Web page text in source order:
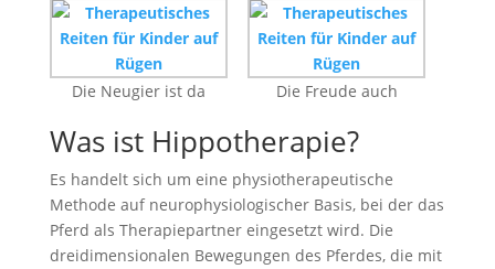
Die Neugier ist da Die Freude auch
Was ist Hippotherapie?
Es handelt sich um eine physiotherapeutische
Methode auf neurophysiologischer Basis, bei der das
Pferd als Therapiepartner eingesetzt wird. Die
dreidimensionalen Bewegungen des Pferdes, die mit